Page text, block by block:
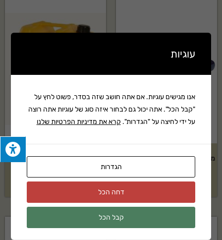
מזרן מתנפח ליחיד לקמפינג ולבית
₪117
ג'ריקן איכותי- 20 ליטר
₪90
עוגיות
אנו מגישים עוגיות. אם אתה חושב שזה בסדר, פשוט לחץ על
"קבל הכל". אתה יכול גם לבחור איזה סוג של עוגיות אתה רוצה
על ידי לחיצה על "הגדרות". קרא את מדיניות הפרטיות שלנו
הגדרות
דחה הכל
קבל הכל